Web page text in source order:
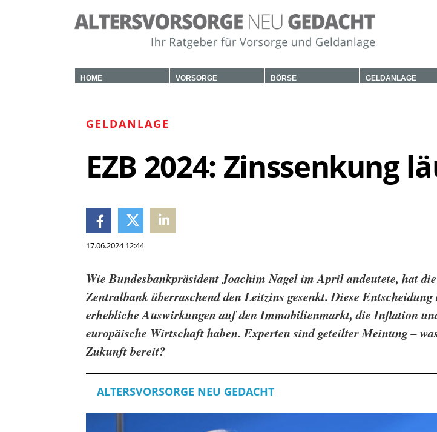
HOME VORSORGE BÖRSE GELDANLAGE
GELDANLAGE
EZB 2024: Zinssenkung
17.06.2024 12:44
Wie Bundesbankpräsident Joachim Nagel im April andeutete, hat
Zentralbank überraschend den Leitzins gesenkt. Diese Entscheidung
erhebliche Auswirkungen auf den Immobilienmarkt, die Inflation
europäische Wirtschaft haben. Experten sind geteilter Meinung –
Zukunft bereit?
ALTERSVORSORGE NEU GEDACHT